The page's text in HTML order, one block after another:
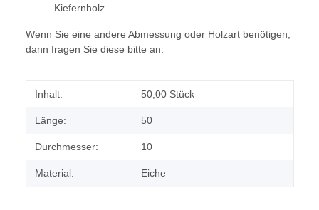
Kiefernholz
Wenn Sie eine andere Abmessung oder Holzart benötigen,
dann fragen Sie diese bitte an.
Produkteigenschaft
Wert
Inhalt: 50,00 Stück
Länge: 50
Durchmesser: 10
Material: Eiche